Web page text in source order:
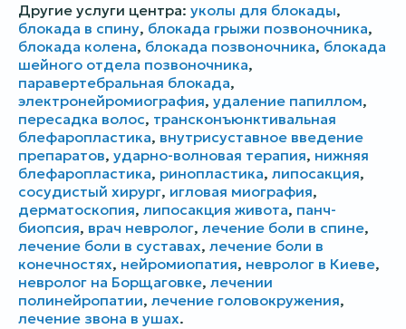
Другие услуги центра: уколы для блокады,
блокада в спину, блокада грыжи позвоночника,
блокада колена, блокада позвоночника, блокада
шейного отдела позвоночника,
паравертебральная блокада,
электронейромиография, удаление папиллом,
пересадка волос, трансконъюнктивальная
блефаропластика, внутрисуставное введение
препаратов, ударно-волновая терапия, нижняя
блефаропластика, ринопластика, липосакция,
сосудистый хирург, игловая миография,
дерматоскопия, липосакция живота, панч-
биопсия, врач невролог, лечение боли в спине,
лечение боли в суставах, лечение боли в
конечностях, нейромиопатия, невролог в Киеве,
невролог на Борщаговке, лечении
полинейропатии, лечение головокружения,
лечение звона в ушах.